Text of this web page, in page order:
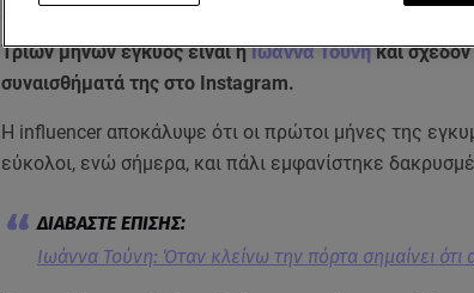
Τριών μηνών έγκυος είναι ηΙωάννα Τούνηκαι σχεδόν
συναισθήματά της στο Instagram.
Η influencer αποκάλυψε ότι οι πρώτοι μήνες της
εύκολοι, ενώ σήμερα, και πάλι εμφανίστηκε
Ιωάννα Τούνη: Όταν κλείνω την πόρτα σημαίνει ότι